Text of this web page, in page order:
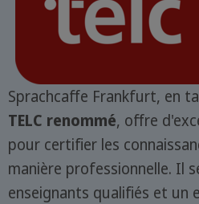
Sprachcaffe Frankfurt, en
TELC renommé, offre
pour certifier les
manière professionnelle. Il
enseignants qualifiés et un